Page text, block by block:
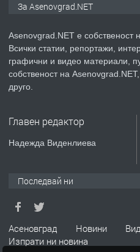
ПРЕДЛАГА
Давам
ремонт
ПРЕДЛАГА
За Asenovgrad.NET
Asenovgrad.NET е
Всички статии, репортажи,
графични и видео материали,
собственост на
друго.
Главен редактор
Надежда Виденлиева
Последвай ни
Асеновград Новини
Изпрати ни новина